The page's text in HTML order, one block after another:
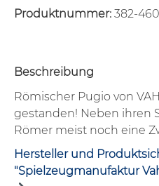
Produktnummer: 382-460
Beschreibung
Römischer Pugio von
gestanden! Neben ihren
Römer meist noch eine
Hersteller und
"Spielzeugmanufaktur